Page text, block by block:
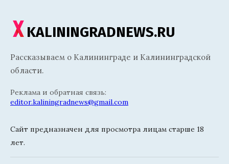
KALININGRADNEWS.RU
Рассказываем о Калининграде и Калининградской
области.
Реклама и обратная связь:
editor.kaliningradnews@gmail.com
Сайт предназначен для просмотра лицам старше 18
лет.